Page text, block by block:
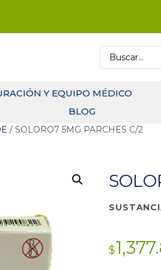
Y EQUIPO MÉDICO
BLOG
/ SOLORO7 5MG PARCHES C/2
$